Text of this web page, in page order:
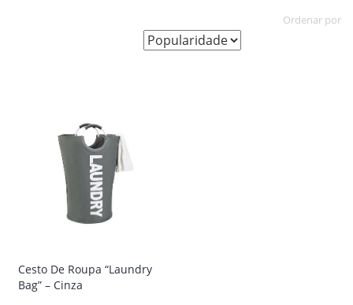
Cesto De Roupa “Laundry
Bag” – Cinza